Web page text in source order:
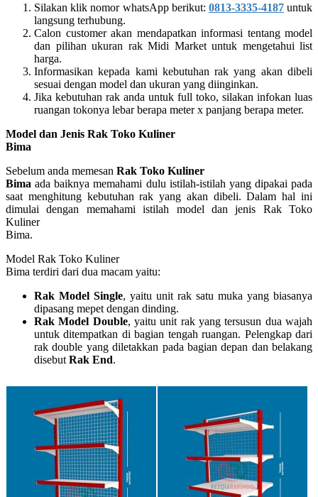
Silakan klik nomor whatsApp berikut: 0813-3335-4187untuk
langsung terhubung.
Calon customer akan mendapatkan informasi tentang model
dan pilihan ukuran rak Midi Market untuk mengetahui list
harga.
Informasikan kepada kami kebutuhan rak yang akan dibeli
sesuai dengan model dan ukuran yang diinginkan.
Jika kebutuhan rak anda untuk full toko, silakan infokan luas
ruangan tokonya lebar berapa meter x panjang berapa meter.
Model dan Jenis Rak Toko Kuliner
Bima
Sebelum anda memesan Rak Toko Kuliner
Bima ada baiknya memahami dulu istilah-istilah yang dipakai pada
saat menghitung kebutuhan rak yang akan dibeli. Dalam hal ini
dimulai dengan memahami istilah model dan jenis Rak Toko
Kuliner
Bima.
Model Rak Toko Kuliner
Bima terdiri dari dua macam yaitu:
Rak Model Single, yaitu unit rak satu muka yang biasanya
dipasang mepet dengan dinding.
Rak Model Double, yaitu unit rak yang tersusun dua wajah
untuk ditempatkan di bagian tengah ruangan. Pelengkap dari
rak double yang diletakkan pada bagian depan dan belakang
disebut Rak End.